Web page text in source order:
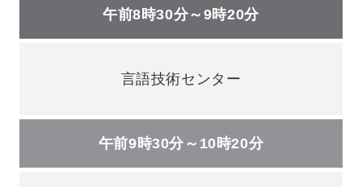
午前8時30分～9時20分
言語技術センター
午前9時30分～10時20分